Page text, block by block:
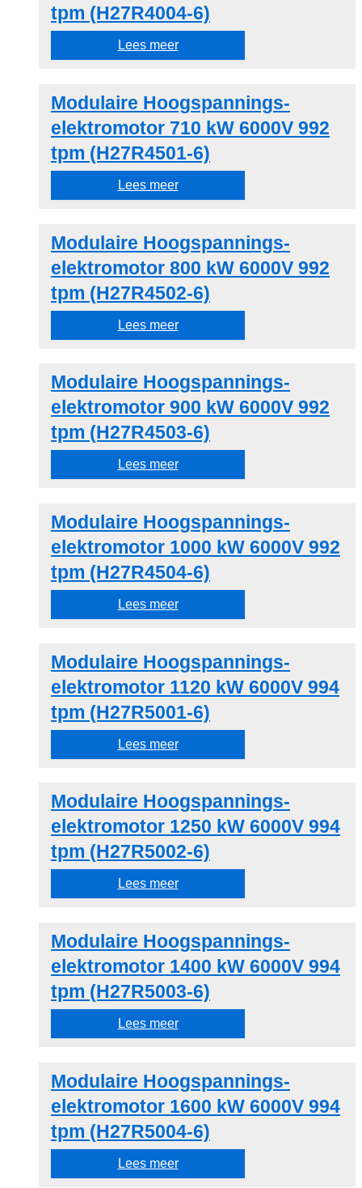
tpm (H27R4004-6)
Lees meer
Modulaire Hoogspannings-
elektromotor 710 kW 6000V 992
tpm (H27R4501-6)
Lees meer
Modulaire Hoogspannings-
elektromotor 800 kW 6000V 992
tpm (H27R4502-6)
Lees meer
Modulaire Hoogspannings-
elektromotor 900 kW 6000V 992
tpm (H27R4503-6)
Lees meer
Modulaire Hoogspannings-
elektromotor 1000 kW 6000V 992
tpm (H27R4504-6)
Lees meer
Modulaire Hoogspannings-
elektromotor 1120 kW 6000V 994
tpm (H27R5001-6)
Lees meer
Modulaire Hoogspannings-
elektromotor 1250 kW 6000V 994
tpm (H27R5002-6)
Lees meer
Modulaire Hoogspannings-
elektromotor 1400 kW 6000V 994
tpm (H27R5003-6)
Lees meer
Modulaire Hoogspannings-
elektromotor 1600 kW 6000V 994
tpm (H27R5004-6)
Lees meer